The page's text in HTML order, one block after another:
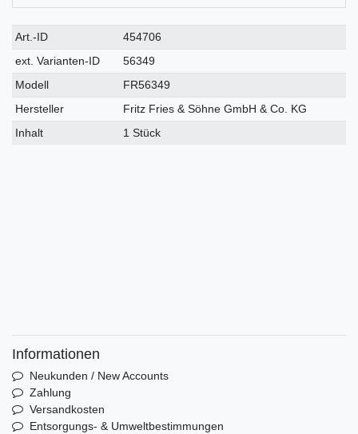
Technisches
Merkmal
Wert
Art.-ID
454706
ext. Varianten-ID
56349
Modell
FR56349
Hersteller
Fritz Fries & Söhne GmbH & Co. KG
Inhalt
1 Stück
Informationen
Neukunden / New Accounts
Zahlung
Versandkosten
Entsorgungs- & Umweltbestimmungen